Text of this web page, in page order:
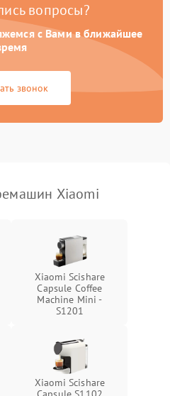
вопросы?
с Вами в ближайшее
звонок
Xiaomi
Xiaomi Scishare
Capsule Coffee
Machine Mini -
S1201
Xiaomi Scishare